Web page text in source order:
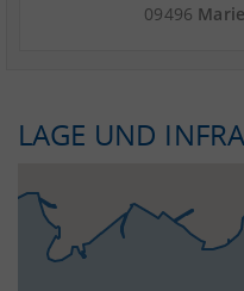
West Sachsen -
09496
LAGE UND